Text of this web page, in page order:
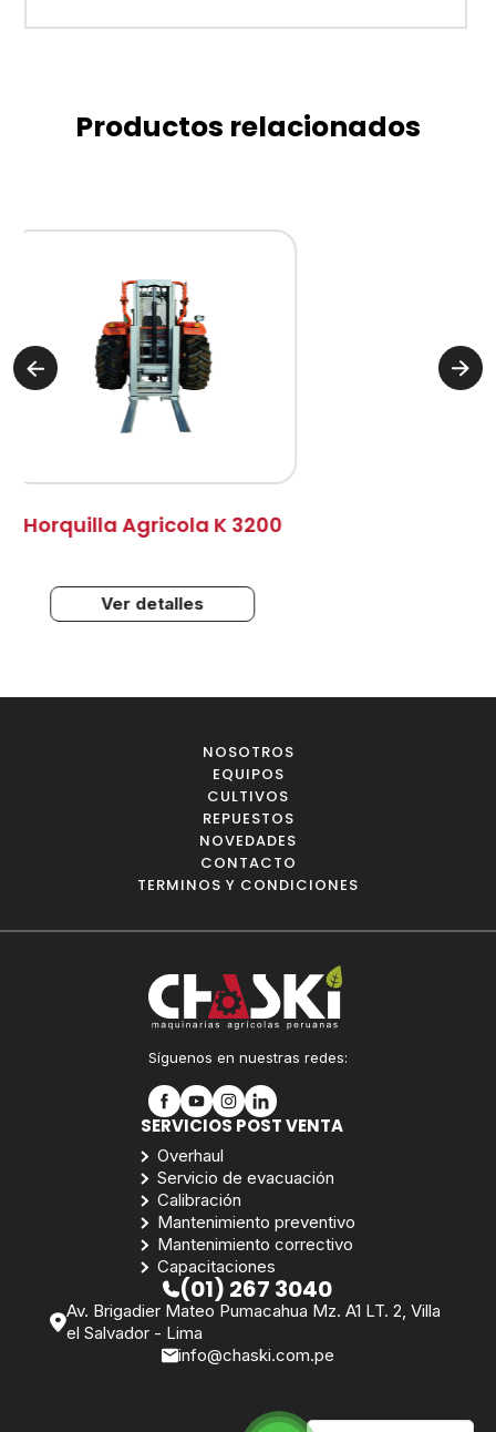
Productos relacionados
Agricola K 3200
Ver detalles
NOSOTROS
EQUIPOS
CULTIVOS
REPUESTOS
NOVEDADES
CONTACTO
TERMINOS Y CONDICIONES
Síguenos en nuestras redes:
SERVICIOS POST VENTA
Overhaul
Servicio de evacuación
Calibración
Mantenimiento preventivo
Mantenimiento correctivo
Capacitaciones
(01) 267 3040
Av. Brigadier Mateo Pumacahua Mz. A1 LT. 2, Villa
el Salvador - Lima
info@chaski.com.pe